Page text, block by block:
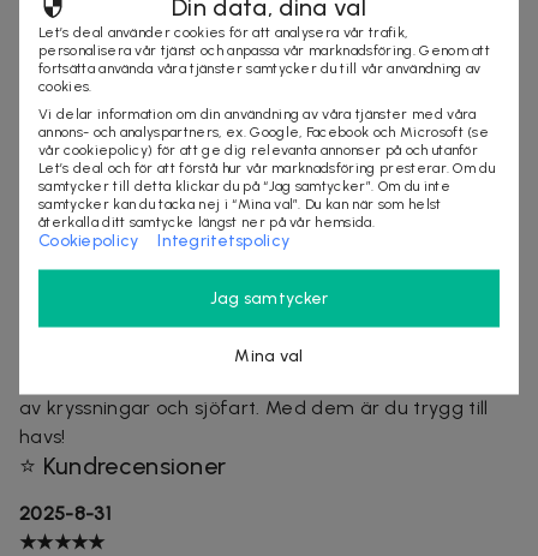
bastu med havsutsikt och jacuzzi både inne och ute
med magiska vyer över skärgården.
Birka – Östersjöns nya
nöjeskryssare
På Östersjöns nya nöjeskryssare trivs både
dansbandsvänner och partypinglor. Landets bästa
dansband i veckorna – DJ och liveband till helgen. En
bättre nöjeskväll kan du inte få!
Om Birka Gotland
Birka Gotland drivs av Gotland Alandia Cruises AB, ett
samarbete mellan rederierna Viking Line och
av kryssningar och sjöfart. Med dem är du trygg till
havs!
⭐ Kundrecensioner
2025-8-31
★★★★★
Din data, dina val
Let’s deal använder cookies för att analysera vår trafik,
personalisera vår tjänst och anpassa vår marknadsföring. Genom att
fortsätta använda våra tjänster samtycker du till vår användning av
cookies.
Vi delar information om din användning av våra tjänster med våra
annons- och analyspartners, ex. Google, Facebook och Microsoft (se
vår cookiepolicy) för att ge dig relevanta annonser på och utanför
Let’s deal och för att förstå hur vår marknadsföring presterar. Om du
samtycker till detta klickar du på “Jag samtycker”. Om du inte
samtycker kan du tacka nej i “Mina val”. Du kan när som helst
återkalla ditt samtycke längst ner på vår hemsida.
Cookiepolicy Integritetspolicy
Jag samtycker
Mina val